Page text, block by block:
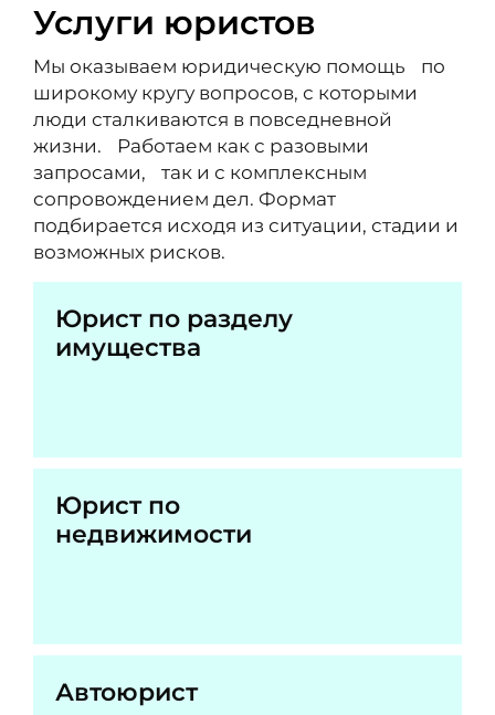
Услуги юристов
Мы оказываем юридическую помощь по
широкому кругу вопросов, с которыми
люди сталкиваются в повседневной
жизни. Работаем как с разовыми
запросами, так и с комплексным
сопровождением дел. Формат
подбирается исходя из ситуации, стадии и
возможных рисков.
Юрист по разделу
имущества
Юрист по
недвижимости
Автоюрист